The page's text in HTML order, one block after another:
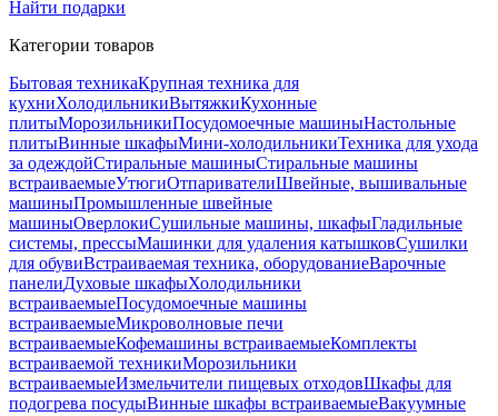
Найти подарки
Категории товаров
Бытовая техникаКрупная техника для
кухниХолодильникиВытяжкиКухонные
плитыМорозильникиПосудомоечные машиныНастольные
плитыВинные шкафыМини-холодильникиТехника для ухода
за одеждойСтиральные машиныСтиральные машины
встраиваемыеУтюгиОтпаривателиШвейные, вышивальные
машиныПромышленные швейные
машиныОверлокиСушильные машины, шкафыГладильные
системы, прессыМашинки для удаления катышковСушилки
для обувиВстраиваемая техника, оборудованиеВарочные
панелиДуховые шкафыХолодильники
встраиваемыеПосудомоечные машины
встраиваемыеМикроволновые печи
встраиваемыеКофемашины встраиваемыеКомплекты
встраиваемой техникиМорозильники
встраиваемыеИзмельчители пищевых отходовШкафы для
подогрева посудыВинные шкафы встраиваемыеВакуумные